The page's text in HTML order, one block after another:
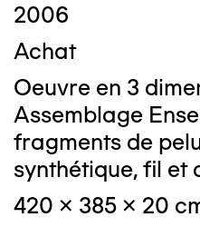
2006
Achat
Oeuvre en 3
Assemblage
fragments de
synthétique, fil et
420 x 385 x 20